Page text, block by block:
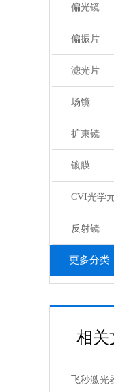
偏光镜
偏振片
滤光片
场镜
扩束镜
镀膜
CVI光学
反射镜
更多分类
相关
飞秒激光